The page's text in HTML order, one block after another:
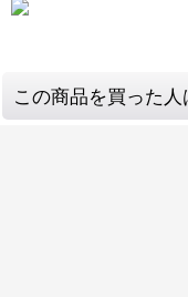
この商品を買った